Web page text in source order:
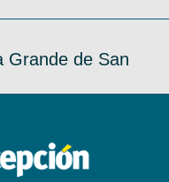
Grande de San